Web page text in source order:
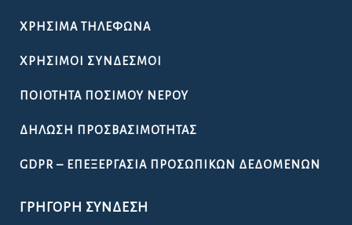
ΧΡΉΣΙΜΑ ΤΗΛΈΦΩΝΑ
ΧΡΉΣΙΜΟΙ ΣΎΝΔΕΣΜΟΙ
ΠΟΙΌΤΗΤΑ ΠΌΣΙΜΟΥ ΝΕΡΟΎ
ΔΉΛΩΣΗ ΠΡΟΣΒΑΣΙΜΌΤΗΤΑΣ
GDPR – ΕΠΕΞΕΡΓΑΣΙΑ ΠΡΟΣΩΠΙΚΩΝ ΔΕΔΟΜΕΝΩΝ
ΓΡΉΓΟΡΗ ΣΎΝΔΕΣΗ